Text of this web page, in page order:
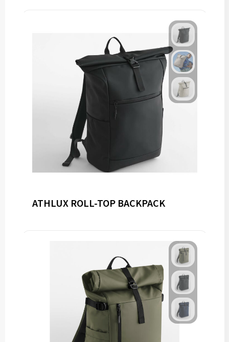
ATHLUX ROLL-TOP BACKPACK